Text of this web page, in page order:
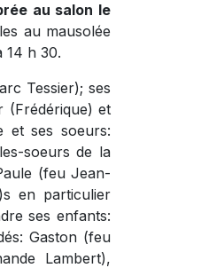
au salon le
au mausolée
14 h 30.
Tessier); ses
(Frédérique) et
et ses soeurs:
soeurs de la
(feu Jean-
en particulier
ses enfants:
Gaston (feu
Lambert),